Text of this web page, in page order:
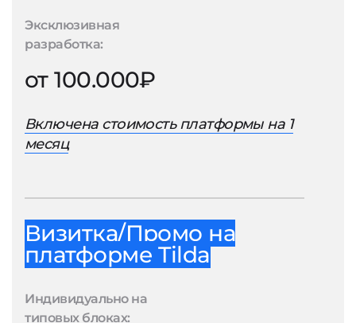
Эксклюзивная
разработка:
от 100.000₽
Включена стоимость платформы на 1
месяц
Визитка/Промо на
платформе Tilda
Индивидуально на
типовых блоках: